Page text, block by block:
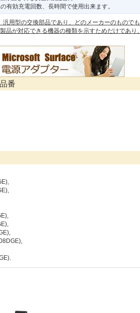
有効充電回数、長時間で使用出来ます。
用型の交換部品であり、どのメーカーのものでも
が対応できる機器の種類を示すためだけであり、
番